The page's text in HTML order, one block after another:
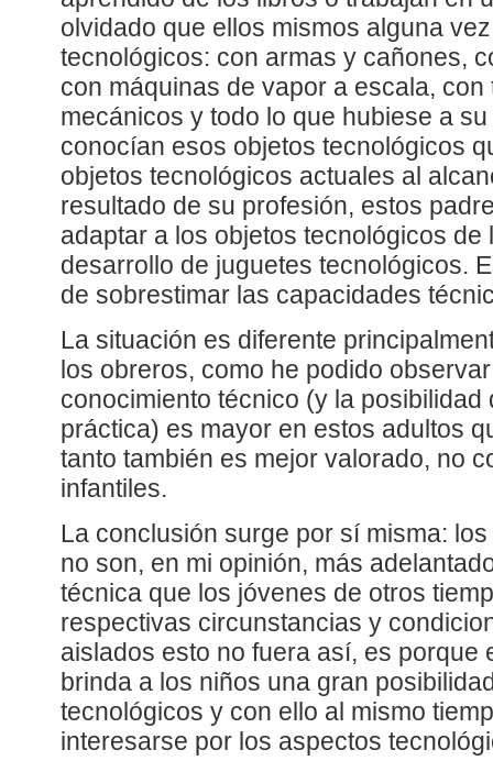
olvidado que ellos mismos alguna
tecnológicos: con armas y cañones,
con máquinas de vapor a escala,
mecánicos y todo lo que hubiese a
conocían esos objetos tecnológicos
objetos tecnológicos actuales al
resultado de su profesión, estos
adaptar a los objetos tecnológicos de
desarrollo de juguetes tecnológicos.
de sobrestimar las capacidades
La situación es diferente
los obreros, como he podido
conocimiento técnico (y la posibilidad
práctica) es mayor en estos adultos
tanto también es mejor valorado, no
infantiles.
La conclusión surge por sí misma:
no son, en mi opinión, más
técnica que los jóvenes de otros
respectivas circunstancias y
aislados esto no fuera así, es porque
brinda a los niños una gran
tecnológicos y con ello al mismo
interesarse por los aspectos